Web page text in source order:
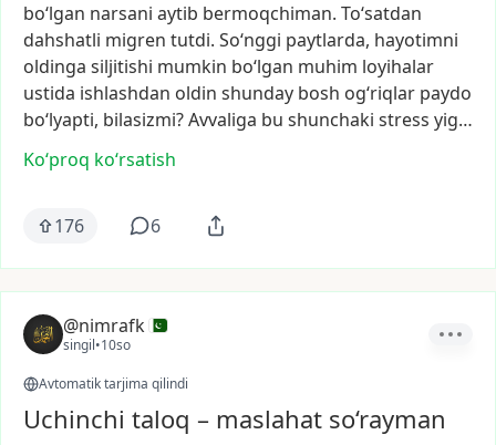
bo‘lgan narsani aytib bermoqchiman. To‘satdan
dahshatli migren tutdi. So‘nggi paytlarda, hayotimni
oldinga siljitishi mumkin bo‘lgan muhim loyihalar
ustida ishlashdan oldin shunday bosh og‘riqlar paydo
bo‘lyapti, bilasizmi?Avvaliga bu shunchaki stress yig…
Ko‘proq koʻrsatish
176 6
@nimrafk
singil•10so
Avtomatik tarjima qilindi
Uchinchi taloq – maslahat so‘rayman